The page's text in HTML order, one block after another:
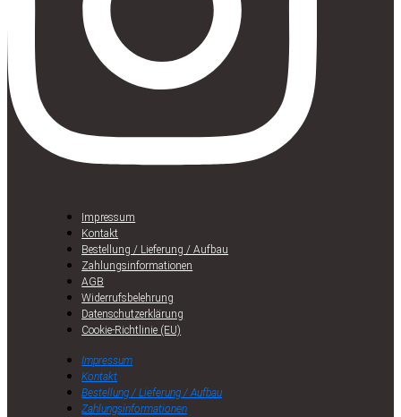
Impressum
Kontakt
Bestellung / Lieferung / Aufbau
Zahlungsinformationen
AGB
Widerrufsbelehrung
Datenschutzerklärung
Cookie-Richtlinie (EU)
Impressum
Kontakt
Bestellung / Lieferung / Aufbau
Zahlungsinformationen